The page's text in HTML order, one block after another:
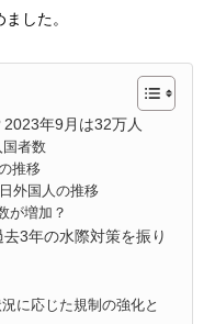
した。
年9月は32万人
国者数
推移
外国人の推移
が増加？
3年の水際対策を振り
に応じた規制の強化と